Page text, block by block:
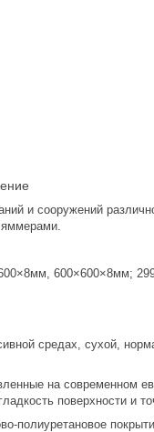
и сооружений
600×600×8мм;
средах, сухой,
на современном
поверхности и
полиуретановое